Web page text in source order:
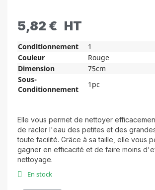
5,82 € HT
Conditionnement
1
Couleur
Rouge
Dimension
75cm
Sous-
Conditionnement
1pc
Elle vous permet de nettoyer
de racler l'eau des petites et des
toute facilité. Grâce à sa taille, elle vous
gagner en efficacité et de faire moins
nettoyage.
En stock